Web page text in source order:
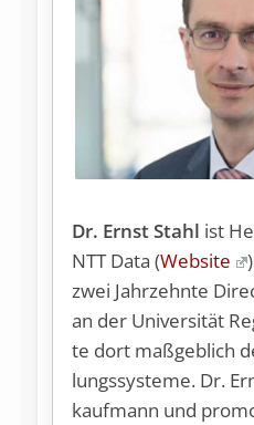
Dr. Ernst Stahl ist
NTT Data (Website
zwei Jahr­zehn­te
an der Uni­ver­si­tät
te dort ma­ß­geb­lich
lungs­sys­te­me. Dr.
kauf­mann und